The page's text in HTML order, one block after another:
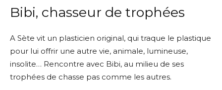
Bibi, chasseur de trophées
A Sète vit un plasticien original, qui traque le plastique
pour lui offrir une autre vie, animale, lumineuse,
insolite… Rencontre avec Bibi, au milieu de ses
trophées de chasse pas comme les autres.